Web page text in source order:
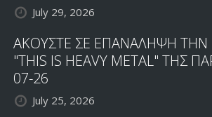
July 29, 2026
ΑΚΟΥΣΤΕ ΣΕ ΕΠΑΝΑΛΗΨΗ
"THIS IS HEAVY METAL" ΤΗΣ
07-26
July 25, 2026